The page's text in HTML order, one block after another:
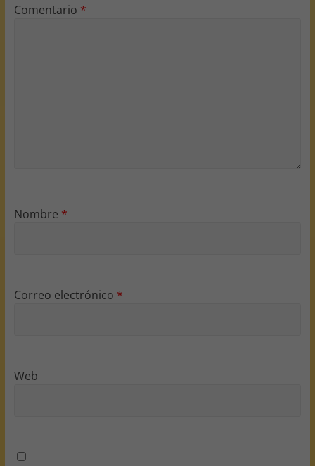
Comentario *
Nombre *
Correo electrónico *
Web